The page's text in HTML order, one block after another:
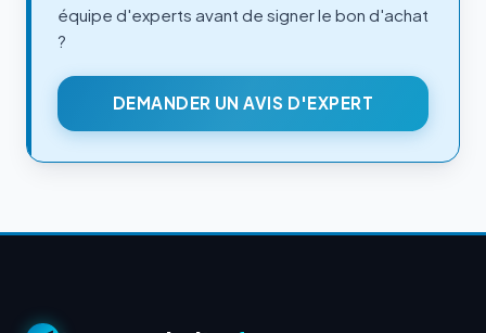
équipe d'experts avant de signer le bon d'achat
?
DEMANDER UN AVIS D'EXPERT